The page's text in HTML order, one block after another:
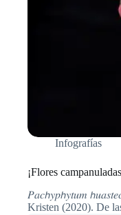
Infografías
¡Flores
𝑃𝑎𝑐𝘩𝑦𝑝𝘩𝑦𝑡𝑢𝑚
Kristen (2020). De